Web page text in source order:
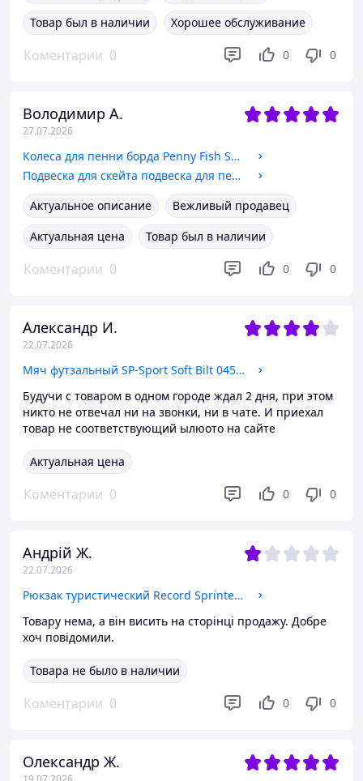
Товар был в наличии
Хорошее обслуживание
Коментарии 0 0 0
Володимир А.
27.07.2026
Колеса для пенни борда Penny Fish Skateboards My Go синие
Подвеска для скейта подвеска для пенни борда алюминиевая Fishskateboards 1403
Актуальное описание
Вежливый продавец
Актуальная цена
Товар был в наличии
Коментарии 0 0 0
Александр И.
22.07.2026
Мяч футзальный SP-Sport Soft Bilt 0451 размер 4 Black-Blue
Будучи с товаром в одном городе ждал 2 дня, при этом
никто не отвечал ни на звонки, ни в чате. И приехал
товар не соответствующий ылюото на сайте
Актуальная цена
Коментарии 0 0 0
Андрій Ж.
22.07.2026
Рюкзак туристический Record Sprinter 0860 25 литров Khaki
Товару нема, а він висить на сторінці продажу. Добре
хоч повідомили.
Товара не было в наличии
Коментарии 0 0 0
Олександр Ж.